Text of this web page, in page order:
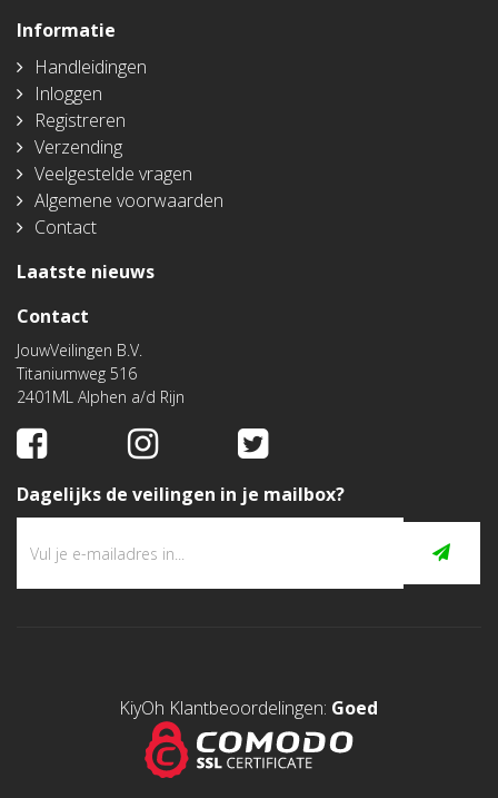
Informatie
Handleidingen
Inloggen
Registreren
Verzending
Veelgestelde vragen
Algemene voorwaarden
Contact
Laatste nieuws
Contact
JouwVeilingen B.V.
Titaniumweg 516
2401ML Alphen a/d Rijn
Dagelijks de veilingen in je mailbox?
KiyOh Klantbeoordelingen: Goed